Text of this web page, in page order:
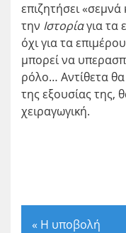
επιζητήσει
την Ιστορίαγια τα
όχι για τα
μπορεί να
ρόλο… Αντίθετα
της εξουσίας της,
χειραγωγική.
« Η υποβολή